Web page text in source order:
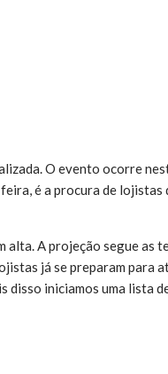
O evento ocorre
é a procura de
A projeção segue as
já se preparam para
iniciamos uma lista